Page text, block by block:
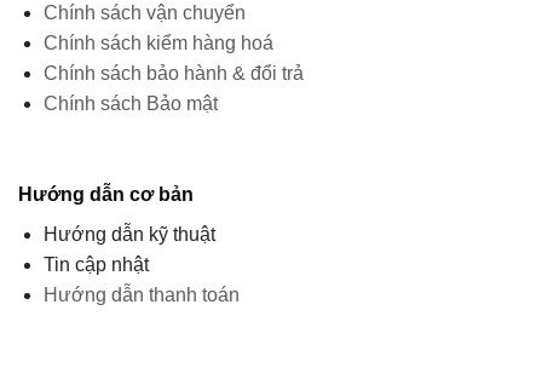
Chính sách vận chuyển
Chính sách kiểm hàng hoá
Chính sách bảo hành & đổi trả
Chính sách Bảo mật
Hướng dẫn cơ bản
Hướng dẫn kỹ thuật
Tin cập nhật
Hướng dẫn thanh toán